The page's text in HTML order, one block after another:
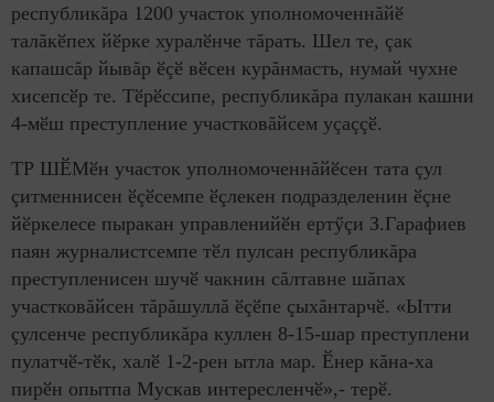
республикăра 1200 участок уполномоченнăйӗ
талăкӗпех йӗрке хуралӗнче тăрать. Шел те, çак
капашсăр йывăр ӗçӗ вӗсен курăнмасть, нумай чухне
хисепсӗр те. Тӗрӗссипе, республикăра пулакан кашни
4-мӗш преступление участковăйсем уçаççӗ.
ТР ШӖМӗн участок уполномоченнăйӗсен тата çул
çитменнисен ӗçӗсемпе ӗçлекен подразделенин ӗçне
йӗркелесе пыракан управленийӗн ертӳçи З.Гарафиев
паян журналистсемпе тӗл пулсан республикăра
преступленисен шучӗ чакнин сăлтавне шăпах
участковăйсен тăрăшуллă ӗçӗпе çыхăнтарчӗ. «Ытти
çулсенче республикăра куллен 8-15-шар преступлени
пулатчӗ-тӗк, халӗ 1-2-рен ытла мар. Ӗнер кăна-ха
пирӗн опытпа Мускав интересленчӗ»,- терӗ.